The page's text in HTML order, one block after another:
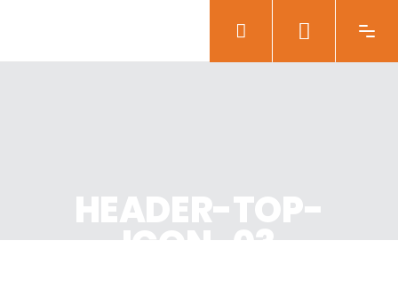
HEADER-TOP-
ICON-03